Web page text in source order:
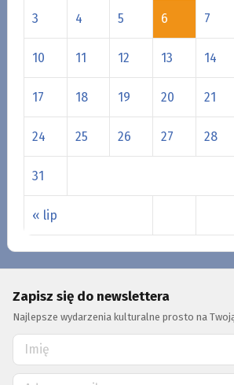
« lip
3 4 5 6 7
10 11 12 13 14
17 18 19 20 21
24 25 26 27 28
31
Zapisz się do newslettera
Najlepsze wydarzenia kulturalne prosto na